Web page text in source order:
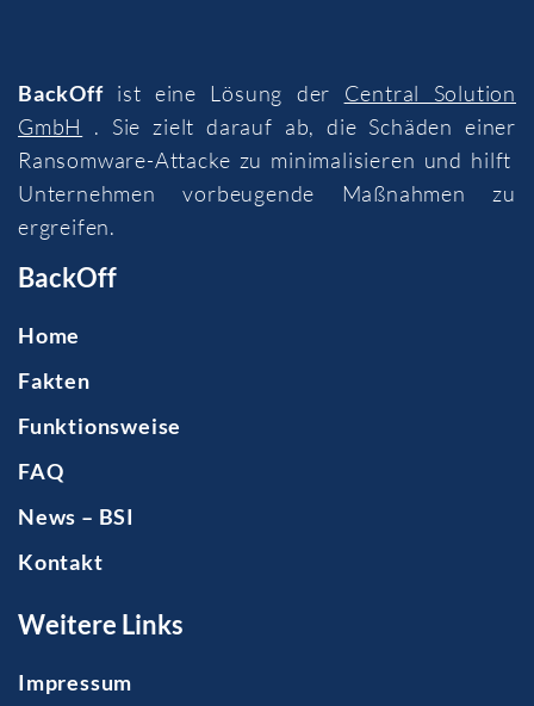
BackOffist eine Lösung der Central Solution
GmbH
. Sie zielt darauf ab, die Schäden einer
Ransomware-Attacke zu minimalisieren und hilft
Unternehmen vorbeugende Maßnahmen zu
ergreifen.
BackOff
Home
Fakten
Funktionsweise
FAQ
News – BSI
Kontakt
Weitere Links
Impressum